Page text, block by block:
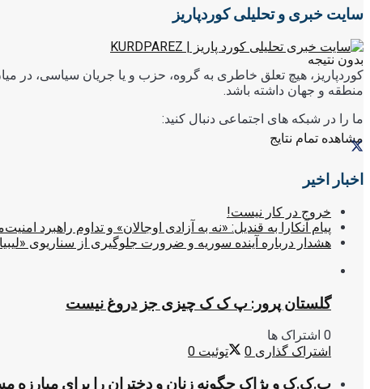
بدون نتیجه
مشاهده تمام نتایج
سایت خبری و تحلیلی کوردپاریز
کوردپاریز، هیچ تعلق خاطری به گروه، حزب و یا جریان سیاسی، در
منطقه و جهان داشته باشد.
ما را در شبکه های اجتماعی دنبال کنید:
اخبار اخیر
خروج در کار نیست!
پیام آنکارا به قندیل: «نه به آزادی اوجالان» و تداوم راهبرد
هشدار درباره آینده سوریه و ضرورت جلوگیری از سناریوی
گلستان پرور: پ ک ک چیزی جز دروغ نیست
0 اشتراک ها
اشتراک گذاری 0 توئیت 0
پ.ک.ک و پژاک چگونه زنان و دختران را برای مبارزه